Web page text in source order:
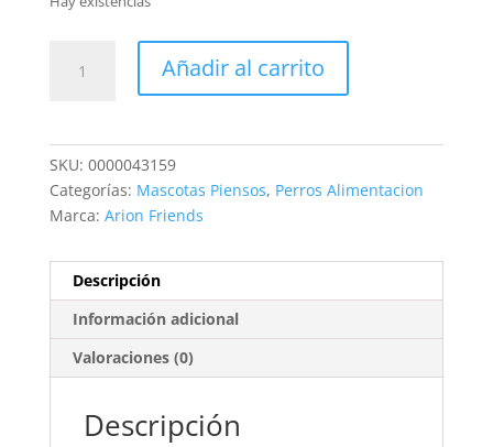
SENIOR
Añadir al carrito
SKU: 0000043159
Categorías: Mascotas Piensos, Perros Alimentacion
Marca: Arion Friends
Descripción
Información adicional
Valoraciones (0)
Descripción